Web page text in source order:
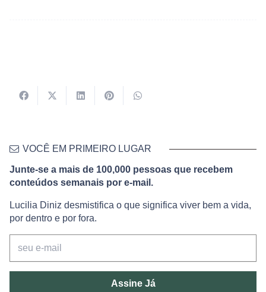
VOCÊ EM PRIMEIRO LUGAR
Junte-se a mais de 100,000 pessoas que recebem
conteúdos semanais por e-mail.
Lucilia Diniz desmistifica o que significa viver bem a vida,
por dentro e por fora.
Assine Já